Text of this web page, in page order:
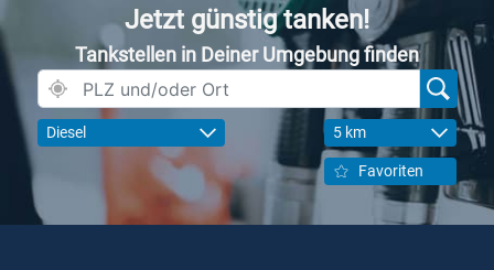
Jetzt günstig tanken!
Tankstellen in Deiner Umgebung finden
Diesel 5 km
Favoriten